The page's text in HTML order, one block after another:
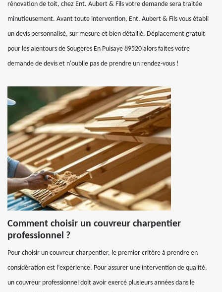
rénovation de toit, chez Ent. Aubert & Fils votre demande sera traitée
minutieusement. Avant toute intervention, Ent. Aubert & Fils vous établi
un devis personnalisé, sur mesure et bien détaillé. Déplacement gratuit
pour les alentours de Sougeres En Puisaye 89520 alors faites votre
demande de devis et n'oublie pas de prendre un rendez-vous !
Comment choisir un couvreur charpentier
professionnel ?
Pour choisir un couvreur charpentier, le premier critère à prendre en
considération est l’expérience. Pour assurer une intervention de qualité,
un couvreur professionnel doit avoir exercé plusieurs années dans le